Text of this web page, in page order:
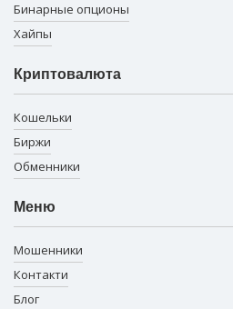
Бинарные опционы
Хайпы
Криптовалюта
Кошельки
Биржи
Обменники
Меню
Мошенники
Контакти
Блог